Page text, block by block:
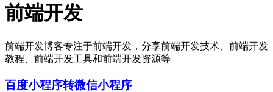
前端开发
前端开发博客专注于前端开发，分享前端开发技术、前端开发
教程、前端开发工具和前端开发资源等
百度小程序转微信小程序